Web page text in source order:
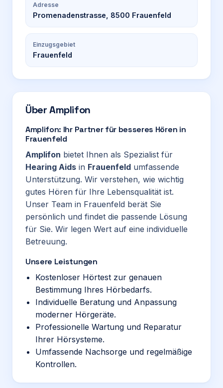
Adresse
Promenadenstrasse, 8500 Frauenfeld
Einzugsgebiet
Frauenfeld
ÜberAmplifon
Amplifon: Ihr Partner für besseres Hören in
Frauenfeld
Amplifon bietet Ihnen als Spezialist für
Hearing Aids in Frauenfeld umfassende
Unterstützung. Wir verstehen, wie wichtig
gutes Hören für Ihre Lebensqualität ist.
Unser Team in Frauenfeld berät Sie
persönlich und findet die passende Lösung
für Sie. Wir legen Wert auf eine individuelle
Betreuung.
Unsere Leistungen
Kostenloser Hörtest zur genauen
Bestimmung Ihres Hörbedarfs.
Individuelle Beratung und Anpassung
moderner Hörgeräte.
Professionelle Wartung und Reparatur
Ihrer Hörsysteme.
Umfassende Nachsorge und regelmäßige
Kontrollen.